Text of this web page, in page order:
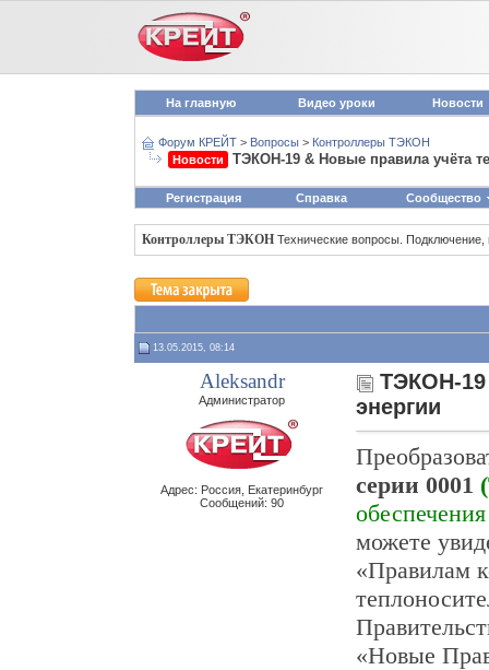
На главную Видео уроки Новости
Форум КРЕЙТ > Вопросы > Контроллеры ТЭКОН
Новости
ТЭКОН-19 & Новые правила учёта
Регистрация Справка Сообщество
Контроллеры ТЭКОН Технические вопросы.
13.05.2015, 08:14
Aleksandr
Администратор
Адрес: Россия, Екатеринбург
Сообщений: 90
ТЭКОН-19
энергии
серии 0001
можете
«Правилам
«Новые